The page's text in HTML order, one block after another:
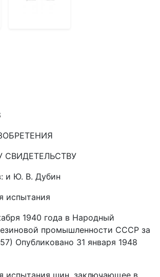
СВИДЕТЕЛЬСТВУ
и Ю. В. Дубин
испытания
1940 года в Народный
промышленности СССР за
Опубликовано 31 января 1948